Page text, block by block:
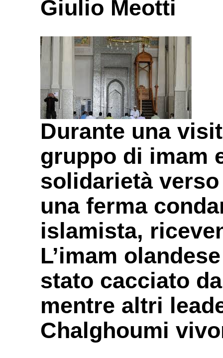
Giulio Meotti
Durante una
gruppo di imam
solidarietà
una ferma
islamista,
L’imam
stato cacciato
mentre altri
Chalghoumi